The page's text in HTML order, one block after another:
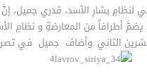
لنظامِ بشارِ الأسد، قدري جميل،
أنْ يضمَّ أطرافاً من المعارضةِ و نظامِ
الثاني .وأضافَ جميل في